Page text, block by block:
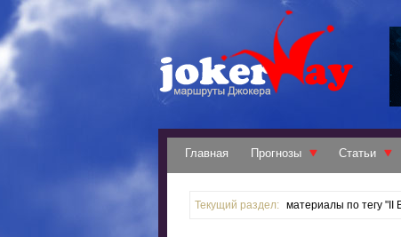
Главная Прогнозы Статьи
Текущий раздел: материалы по тегу